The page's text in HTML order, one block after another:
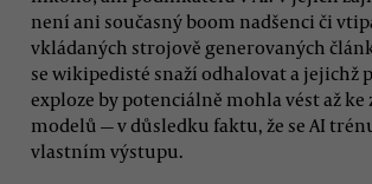
není ani současný boom nadšenci či
vkládaných strojově generovaných
se wikipedisté snaží odhalovat a jejichž
exploze by potenciálně mohla vést až
modelů — v důsledku faktu, že se AI
vlastním výstupu.